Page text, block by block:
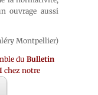
ouvrage aussi
Montpellier)
duBulletin
chez notre